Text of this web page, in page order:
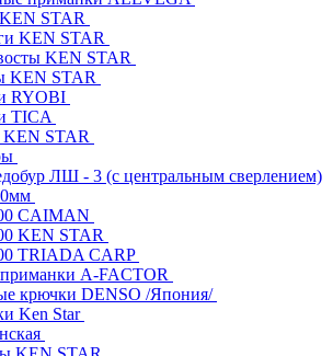
STAR
KEN STAR
KEN STAR
KEN STAR
RYOBI
TICA
STAR
ЛШ - 3 (с центральным сверлением)
CAIMAN
KEN STAR
TRIADA CARP
A-FACTOR
крючки DENSO /Япония/
Ken Star